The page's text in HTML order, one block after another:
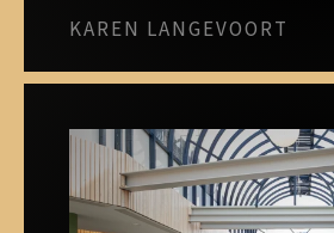
KAREN LANGEVOORT